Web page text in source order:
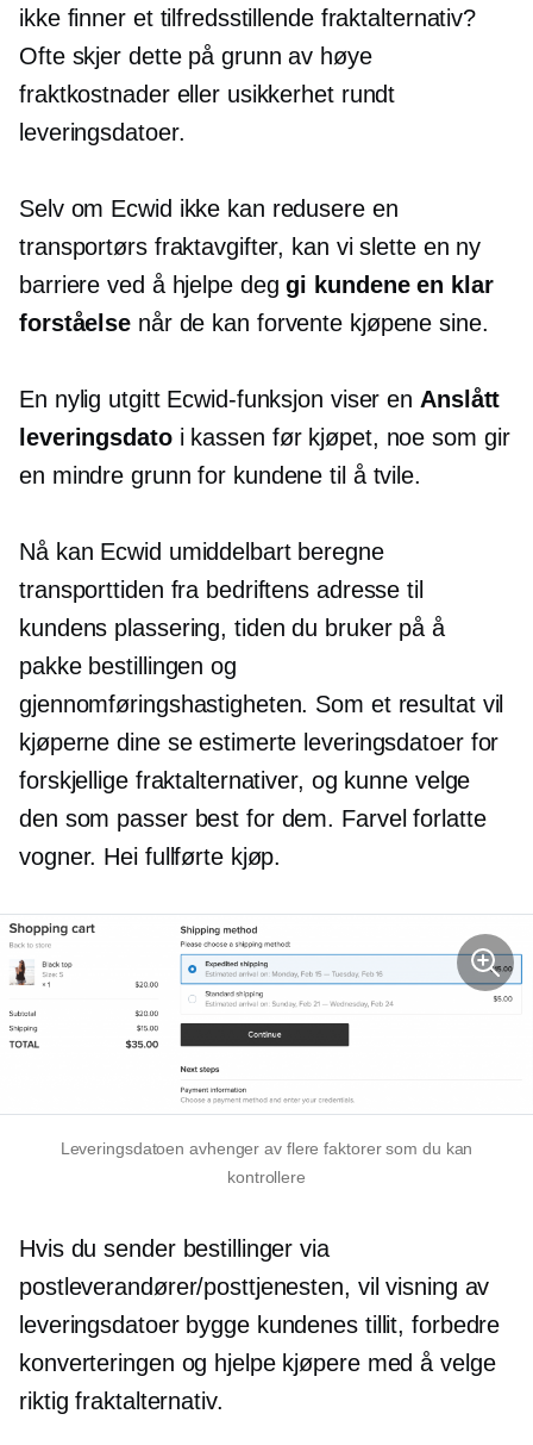
ikke finner et tilfredsstillende fraktalternativ?
Ofte skjer dette på grunn av høye
fraktkostnader eller usikkerhet rundt
leveringsdatoer.
Selv om Ecwid ikke kan redusere en
transportørs fraktavgifter, kan vi slette en ny
barriere ved å hjelpe deggi kundene en klar
forståelse når de kan forvente kjøpene sine.
En nylig utgitt Ecwid-funksjon viser en Anslått
leveringsdatoi kassen før kjøpet, noe som gir
en mindre grunn for kundene til å tvile.
Nå kan Ecwid umiddelbart beregne
transporttiden fra bedriftens adresse til
kundens plassering, tiden du bruker på å
pakke bestillingen og
gjennomføringshastigheten. Som et resultat vil
kjøperne dine se estimerte leveringsdatoer for
forskjellige fraktalternativer, og kunne velge
den som passer best for dem. Farvel forlatte
vogner. Hei fullførte kjøp.
Leveringsdatoen avhenger av flere faktorer som du kan
kontrollere
Hvis du sender bestillinger via
postleverandører/posttjenesten, vil visning av
leveringsdatoer bygge kundenes tillit, forbedre
konverteringen og hjelpe kjøpere med å velge
riktig fraktalternativ.